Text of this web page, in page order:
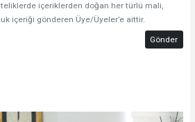
içeriklerden doğan her türlü mali,
içeriği gönderen Üye/Üyeler’e aittir.
Gönder